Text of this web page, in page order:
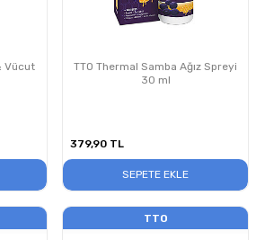
Vücut
TTO Thermal Samba Ağız Spreyi
30 ml
379,90 TL
SEPETE EKLE
TTO